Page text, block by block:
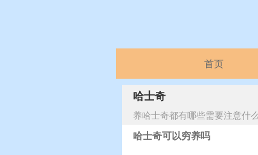
首页
哈士奇
养哈士奇都有哪些需要注意什
哈士奇可以穷养吗